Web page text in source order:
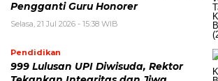
Pengganti Guru Honorer
Selasa, 21 Jul 2026 - 15:38 WIB
Pendidikan
999 Lulusan UPI Diwisuda, Rektor